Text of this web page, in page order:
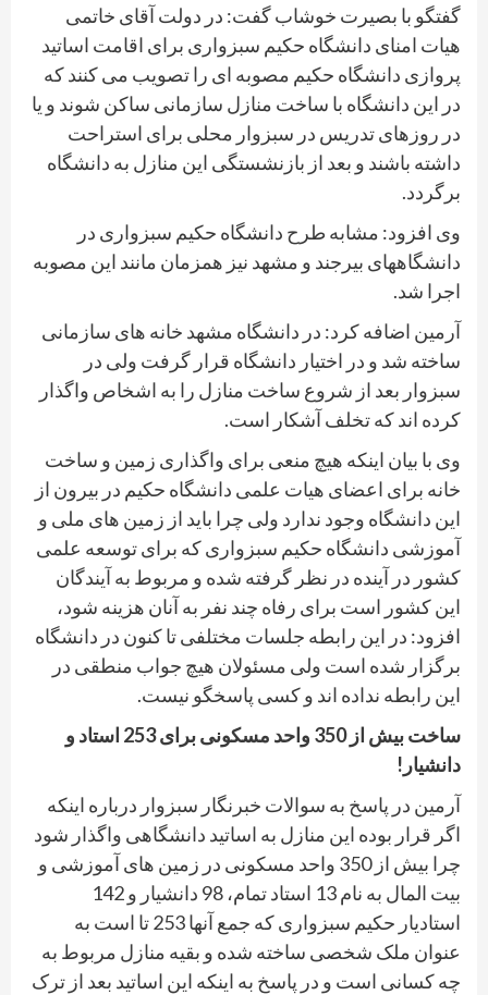
گفتگو با بصیرت خوشاب گفت: در دولت آقای خاتمی
هیات امنای دانشگاه حکیم سبزواری برای اقامت اساتید
پروازی دانشگاه حکیم مصوبه ای را تصویب می کنند که
در این دانشگاه با ساخت منازل سازمانی ساکن شوند و یا
در روزهای تدریس در سبزوار محلی برای استراحت
داشته باشند و بعد از بازنشستگی این منازل به دانشگاه
برگردد.
وی افزود: مشابه طرح دانشگاه حکیم سبزواری در
دانشگاههای بیرجند و مشهد نیز همزمان مانند این مصوبه
اجرا شد.
آرمین اضافه کرد: در دانشگاه مشهد خانه های سازمانی
ساخته شد و در اختیار دانشگاه قرار گرفت ولی در
سبزوار بعد از شروع ساخت منازل را به اشخاص واگذار
کرده اند که تخلف آشکار است.
وی با بیان اینکه هیچ منعی برای واگذاری زمین و ساخت
خانه برای اعضای هیات علمی دانشگاه حکیم در بیرون از
این دانشگاه وجود ندارد ولی چرا باید از زمین های ملی و
آموزشی دانشگاه حکیم سبزواری که برای توسعه علمی
کشور در آینده در نظر گرفته شده و مربوط به آیندگان
این کشور است برای رفاه چند نفر به آنان هزینه شود،
افزود: در این رابطه جلسات مختلفی تا کنون در دانشگاه
برگزار شده است ولی مسئولان هیچ جواب منطقی در
این رابطه نداده اند و کسی پاسخگو نیست.
ساخت بیش از 350 واحد مسکونی برای 253 استاد و
دانشیار!
آرمین در پاسخ به سوالات خبرنگار سبزوار درباره اینکه
اگر قرار بوده این منازل به اساتید دانشگاهی واگذار شود
چرا بیش از 350 واحد مسکونی در زمین های آموزشی و
بیت المال به نام 13 استاد تمام، 98 دانشیار و 142
استادیار حکیم سبزواری که جمع آنها 253 تا است به
عنوان ملک شخصی ساخته شده و بقیه منازل مربوط به
چه کسانی است و در پاسخ به اینکه این اساتید بعد از ترک